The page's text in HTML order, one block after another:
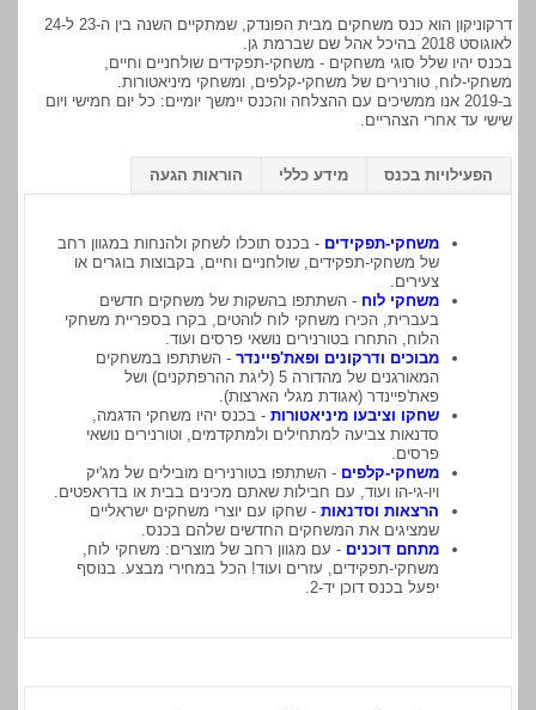
דרקוניקון הוא כנס משחקים מבית הפונדק, שמתקיים השנה בין ה-23 ל-24
לאוגוסט 2018 בהיכל אהל שם שברמת גן.
בכנס יהיו שלל סוגי משחקים - משחקי-תפקידים שולחניים וחיים,
משחקי-לוח, טורנירים של משחקי-קלפים, ומשחקי מיניאטורות.
ב-2019 אנו ממשיכים עם ההצלחה והכנס יימשך יומיים: כל יום חמישי ויום
שישי עד אחרי הצהריים.
הפעילויות בכנס מידע כללי הוראות הגעה
משחקי-תפקידים - בכנס תוכלו לשחק ולהנחות במגוון רחב
של משחקי-תפקידים, שולחניים וחיים, בקבוצות בוגרים או
צעירים.
משחקי לוח - השתתפו בהשקות של משחקים חדשים
בעברית, הכירו משחקי לוח לוהטים, בקרו בספריית משחקי
הלוח, התחרו בטורנירים נושאי פרסים ועוד.
מבוכים ודרקונים ופאת'פיינדר- השתתפו במשחקים
המאורגנים של מהדורה 5 (ליגת ההרפתקנים) ושל
פאת'פיינדר (אגודת מגלי הארצות).
שחקו וציבעו מיניאטורות- בכנס יהיו משחקי הדגמה,
סדנאות צביעה למתחילים ולמתקדמים, וטורנירים נושאי
פרסים.
משחקי-קלפים - השתתפו בטורנירים מובילים של מג'יק
ויו-גי-הו ועוד, עם חבילות שאתם מכינים בבית או בדראפטים.
הרצאות וסדנאות- שחקו עם יוצרי משחקים ישראליים
שמציגים את המשחקים החדשים שלהם בכנס.
מתחם דוכנים - עם מגוון רחב של מוצרים: משחקי לוח,
משחקי-תפקידים, עזרים ועוד! הכל במחירי מבצע. בנוסף
יפעל בכנס דוכן יד-2.